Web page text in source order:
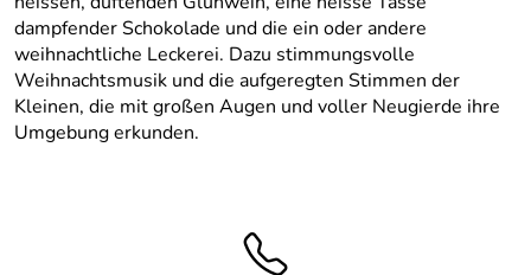
dampfender Schokolade und die ein oder andere
weihnachtliche Leckerei. Dazu stimmungsvolle
Weihnachtsmusik und die aufgeregten Stimmen der
Kleinen, die mit großen Augen und voller Neugierde ihre
Umgebung erkunden.